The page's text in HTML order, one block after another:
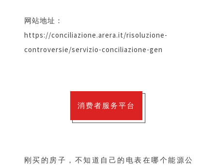
网站地址：
https://conciliazione.arera.it/risoluzione-
controversie/servizio-conciliazione-gen
消费者服务平台
刚买的房子，不知道自己的电表在哪个能源公